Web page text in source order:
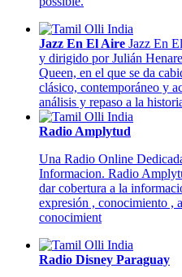
Jazz En El Aire Jazz En
y dirigido por Julián
Queen, en el que se da
clásico, contemporáneo y
análisis y repaso a la
Radio Amplytud
Una Radio Online
Informacion. Radio
dar cobertura a la
expresión , conocimiento ,
conocimient
Radio Disney Paraguay